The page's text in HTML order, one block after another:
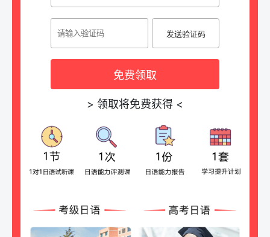
发送验证码
免费领取
> 领取将免费获得 <